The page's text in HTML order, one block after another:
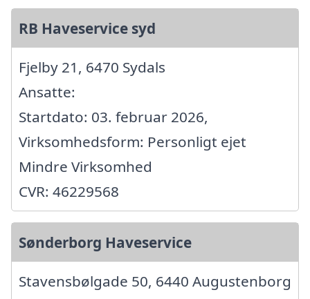
RB Haveservice syd
Fjelby 21, 6470 Sydals
Ansatte:
Startdato: 03. februar 2026,
Virksomhedsform: Personligt ejet
Mindre Virksomhed
CVR: 46229568
Sønderborg Haveservice
Stavensbølgade 50, 6440 Augustenborg